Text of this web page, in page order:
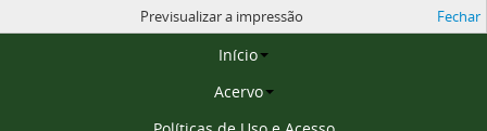
Página inicial
Início
Acervo
Previsualizar a impressão Fechar